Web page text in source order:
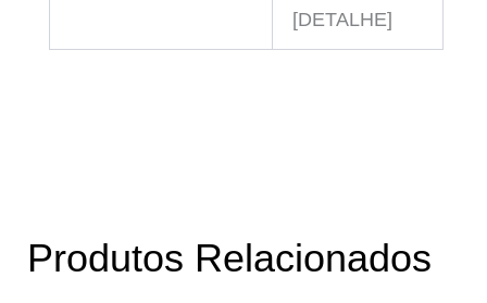
[DETALHE]
Produtos Relacionados